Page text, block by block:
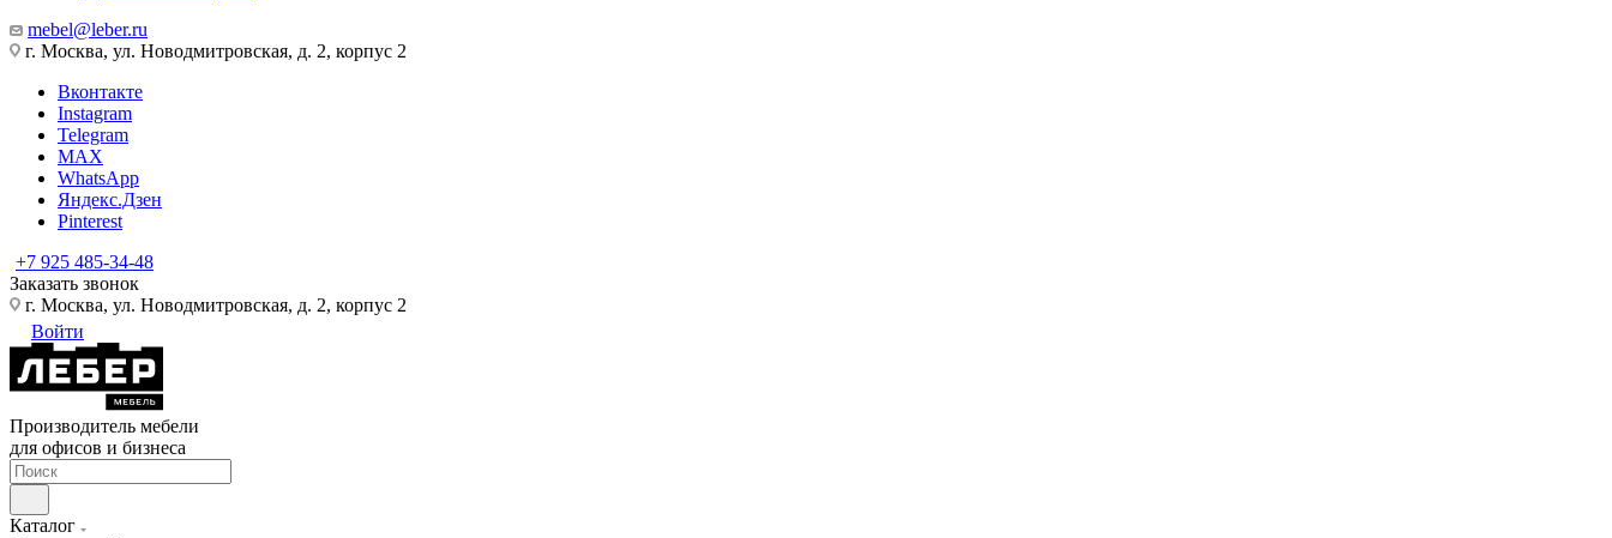
mebel@leber.ru
г. Москва, ул. Новодмитровская, д. 2, корпус 2
Вконтакте
Instagram
Telegram
MAX
WhatsApp
Яндекс.Дзен
Pinterest
+7 925 485-34-48
Заказать звонок
г. Москва, ул. Новодмитровская, д. 2, корпус 2
Войти
Производитель мебели
для офисов и бизнеса
Каталог